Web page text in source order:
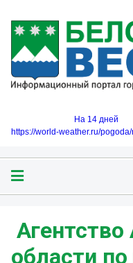
На 14 дней
https://world-weather.ru/
области